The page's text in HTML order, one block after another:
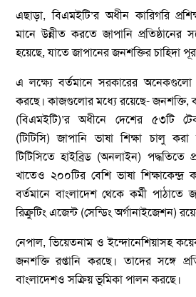
এছাড়া, বিএমইটি’র অধীন কারিগরি
মানে উন্নীত করতে জাপানি প্রতিষ্ঠানের
হয়েছে, যাতে জাপানের জনশক্তির চাহিদা
এ লক্ষ্যে বর্তমানে সরকারের
করছে। কাজগুলোর মধ্যে রয়েছে- জনশক্তি,
(বিএমইটি)’র অধীনে দেশের ৫৩টি
(টিটিসি) জাপানি ভাষা শিক্ষা চালু
টিটিসিতে হাইব্রিড (অনলাইন) পদ্ধতিতে
খাতেও ২০০টির বেশি ভাষা শিক্ষাকেন্দ্র
বর্তমানে বাংলাদেশ থেকে কর্মী
রিক্রুটিং এজেন্ট (সেন্ডিং অর্গানাইজেশন)
নেপাল, ভিয়েতনাম ও ইন্দোনেশিয়াসহ
জনশক্তি রপ্তানি করছে। তাদের সঙ্গে
বাংলাদেশও সক্রিয় ভূমিকা পালন করছে।